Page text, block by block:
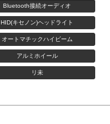
Bluetooth接続オーディオ
HID(キセノン)ヘッドライト
オートマチックハイビーム
アルミホイール
リ未